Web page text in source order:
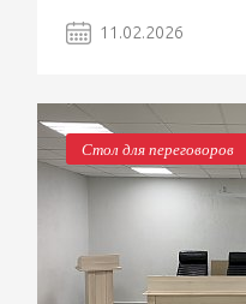
11.02.2026
Стол для переговоров